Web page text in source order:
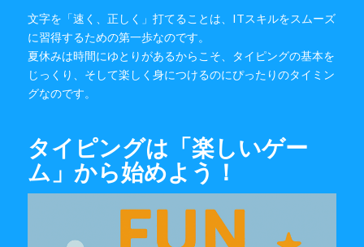
文字を「速く、正しく」打てることは、ITスキルをスムーズ
に習得するための第一歩なのです。
夏休みは時間にゆとりがあるからこそ、タイピングの基本を
じっくり、そして楽しく身につけるのにぴったりのタイミン
グなのです。
タイピングは「楽しいゲー
ム」から始めよう！